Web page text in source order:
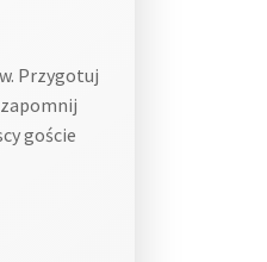
Przygotuj
goście